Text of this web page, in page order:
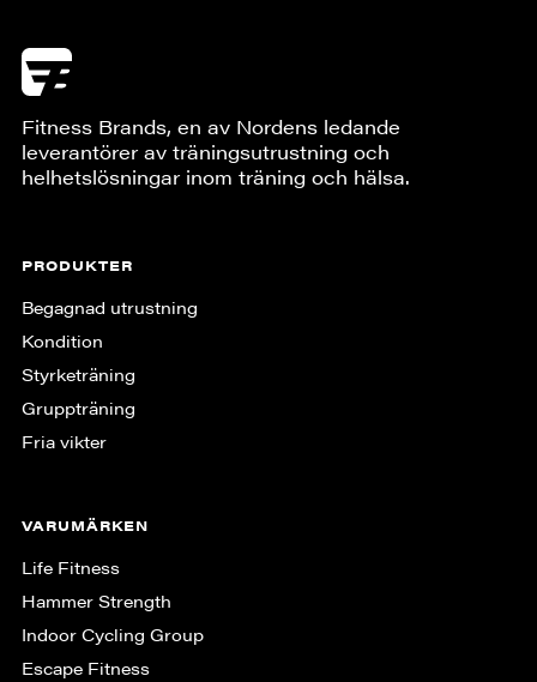
Fitness Brands, en av Nordens ledande
leverantörer av träningsutrustning och
helhetslösningar inom träning och hälsa.
PRODUKTER
Begagnad utrustning
Kondition
Styrketräning
Gruppträning
Fria vikter
VARUMÄRKEN
Life Fitness
Hammer Strength
Indoor Cycling Group
Escape Fitness